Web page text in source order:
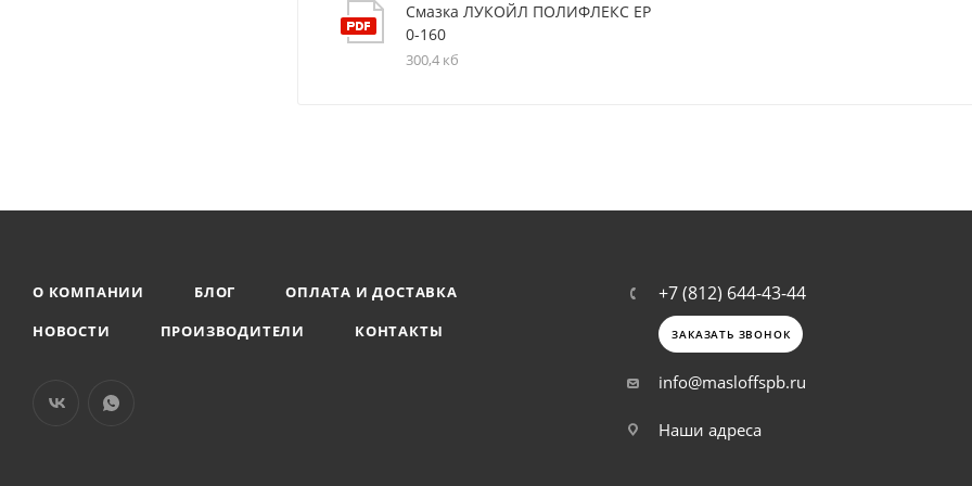
Смазка ЛУКОЙЛ ПОЛИФЛЕКС ЕР
0-160
300,4 кб
О КОМПАНИИ БЛОГ
ОПЛАТА И ДОСТАВКА
НОВОСТИ
ПРОИЗВОДИТЕЛИ КОНТАКТЫ
+7 (812) 644-43-44
ЗАКАЗАТЬ ЗВОНОК
info@masloffspb.ru
Наши адреса